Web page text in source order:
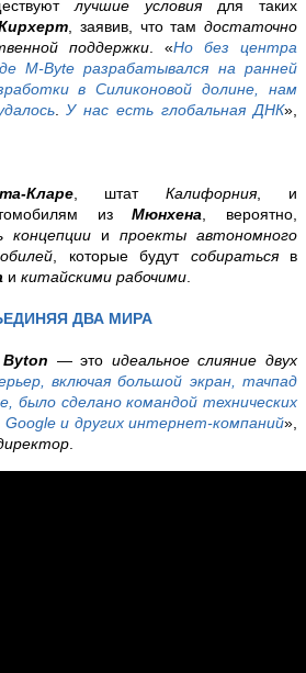
лучшие условиядля таких
, заявив, что тамдостаточно
поддержки . «Но без центра
M-Byte разрабатывался на ранней
в Силиконовой долине, нам
.У нас есть глобальная ДНК»,
Кларе, штатКалифорния, и
изМюнхена , вероятно,
концепции и проекты автономного
, которые будут собираться в
и китайскими рабочими
ДВА МИРА
Byton — это идеальное слияние двух
включая большой экран, тачпад
было сделано командой технических
Google и других интернет-компаний»,